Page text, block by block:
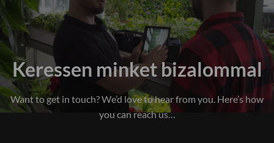
Keressen minket bizalommal
Want to get in touch? We’d love to hear from you. Here’s how
you can reach us…